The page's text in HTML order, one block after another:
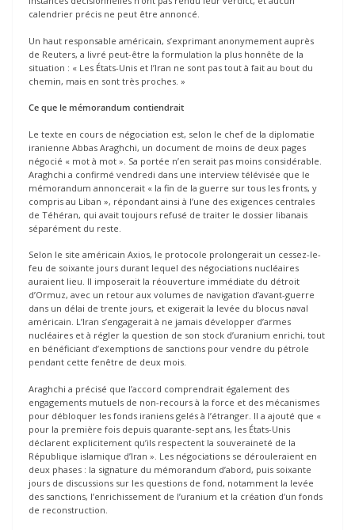
calendrier précis ne peut être annoncé.
Un haut responsable américain, s’exprimant anonymement auprès
de Reuters, a livré peut-être la formulation la plus honnête de la
situation : « Les États-Unis et l’Iran ne sont pas tout à fait au bout du
chemin, mais en sont très proches. »
Ce que le mémorandum contiendrait
Le texte en cours de négociation est, selon le chef de la diplomatie
iranienne Abbas Araghchi, un document de moins de deux pages
négocié « mot à mot ». Sa portée n’en serait pas moins considérable.
Araghchi a confirmé vendredi dans une interview télévisée que le
mémorandum annoncerait « la fin de la guerre sur tous les fronts, y
compris au Liban », répondant ainsi à l’une des exigences centrales
de Téhéran, qui avait toujours refusé de traiter le dossier libanais
séparément du reste.
Selon le site américain Axios, le protocole prolongerait un cessez-le-
feu de soixante jours durant lequel des négociations nucléaires
auraient lieu. Il imposerait la réouverture immédiate du détroit
d’Ormuz, avec un retour aux volumes de navigation d’avant-guerre
dans un délai de trente jours, et exigerait la levée du blocus naval
américain. L’Iran s’engagerait à ne jamais développer d’armes
nucléaires et à régler la question de son stock d’uranium enrichi, tout
en bénéficiant d’exemptions de sanctions pour vendre du pétrole
pendant cette fenêtre de deux mois.
Araghchi a précisé que l’accord comprendrait également des
engagements mutuels de non-recours à la force et des mécanismes
pour débloquer les fonds iraniens gelés à l’étranger. Il a ajouté que «
pour la première fois depuis quarante-sept ans, les États-Unis
déclarent explicitement qu’ils respectent la souveraineté de la
République islamique d’Iran ». Les négociations se dérouleraient en
deux phases : la signature du mémorandum d’abord, puis soixante
jours de discussions sur les questions de fond, notamment la levée
des sanctions, l’enrichissement de l’uranium et la création d’un fonds
de reconstruction.